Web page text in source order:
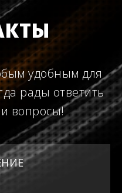
удобным для
рады ответить
вопросы!